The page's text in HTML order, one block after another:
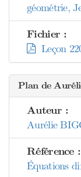
géométrie,
Fichier :
Leçon
Plan de
Auteur :
Aurélie
Référence :
Équations